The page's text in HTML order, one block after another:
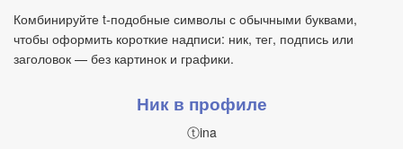
Комбинируйте t‑подобные символы с обычными буквами,
чтобы оформить короткие надписи: ник, тег, подпись или
заголовок — без картинок и графики.
Ник в профиле
ⓣina